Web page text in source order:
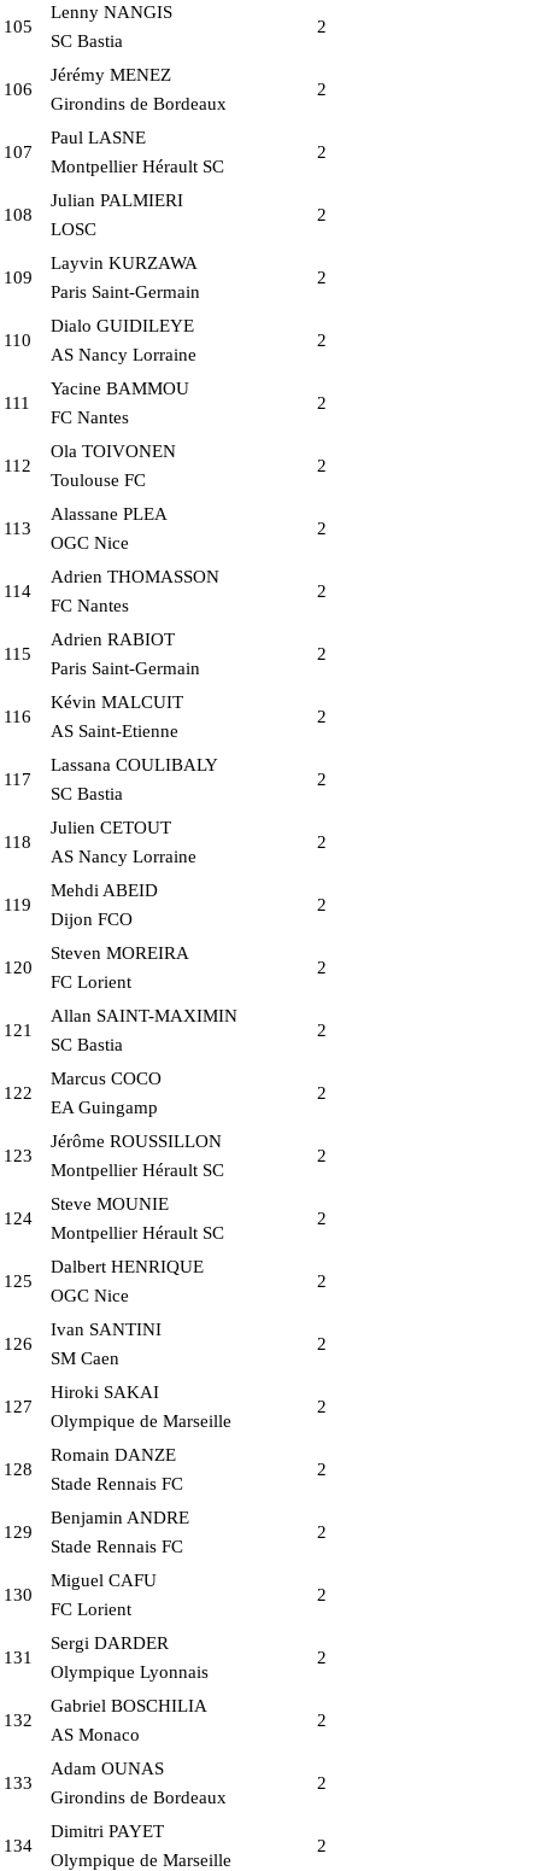
105
Lenny NANGIS
SC Bastia
2
106
Jérémy MENEZ
Girondins de Bordeaux
2
107
Paul LASNE
Montpellier Hérault SC
2
108
Julian PALMIERI
LOSC
2
109
Layvin KURZAWA
Paris Saint-Germain
2
110
Dialo GUIDILEYE
AS Nancy Lorraine
2
111
Yacine BAMMOU
FC Nantes
2
112
Ola TOIVONEN
Toulouse FC
2
113
Alassane PLEA
OGC Nice
2
114
Adrien THOMASSON
FC Nantes
2
115
Adrien RABIOT
Paris Saint-Germain
2
116
Kévin MALCUIT
AS Saint-Etienne
2
117
Lassana COULIBALY
SC Bastia
2
118
Julien CETOUT
AS Nancy Lorraine
2
119
Mehdi ABEID
Dijon FCO
2
120
Steven MOREIRA
FC Lorient
2
121
Allan SAINT-MAXIMIN
SC Bastia
2
122
Marcus COCO
EA Guingamp
2
123
Jérôme ROUSSILLON
Montpellier Hérault SC
2
124
Steve MOUNIE
Montpellier Hérault SC
2
125
Dalbert HENRIQUE
OGC Nice
2
126
Ivan SANTINI
SM Caen
2
127
Hiroki SAKAI
Olympique de Marseille
2
128
Romain DANZE
Stade Rennais FC
2
129
Benjamin ANDRE
Stade Rennais FC
2
130
Miguel CAFU
FC Lorient
2
131
Sergi DARDER
Olympique Lyonnais
2
132
Gabriel BOSCHILIA
AS Monaco
2
133
Adam OUNAS
Girondins de Bordeaux
2
134
Dimitri PAYET
Olympique de Marseille
2